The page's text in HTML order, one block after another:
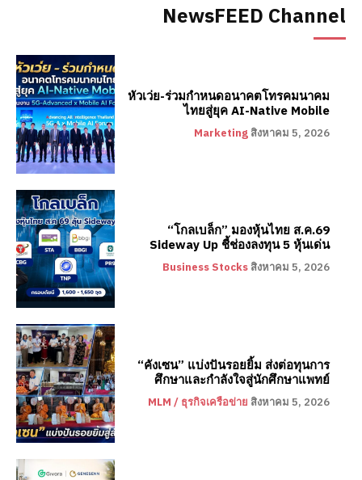
NewsFEED Channel
หัวเว่ย-ร่วมกำหนดอนาคตโทรคมนาคม
ไทยสู่ยุค AI-Native Mobile
Marketing สิงหาคม 5, 2026
“โกลเบล็ก” มองหุ้นไทย ส.ค.69
Sideway Up ชี้ช่องลงทุน 5 หุ้นเด่น
Business Stocks สิงหาคม 5, 2026
“คังเซน” แบ่งปันรอยยิ้ม ส่งต่อทุนการ
ศึกษาและกำลังใจสู่นักศึกษาแพทย์
MLM / ธุรกิจเครือข่าย สิงหาคม 5, 2026